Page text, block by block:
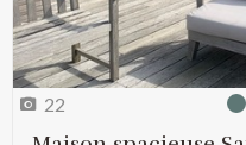
22